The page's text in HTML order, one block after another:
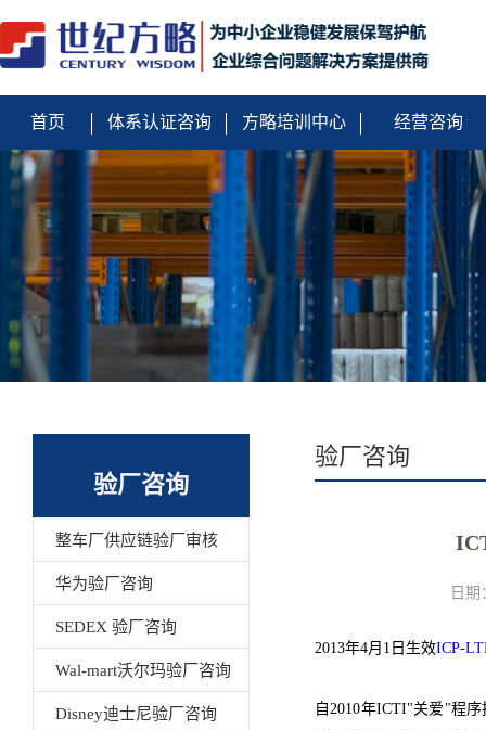
首页 体系认证咨询 方略培训中心 经营咨询
验厂咨询
整车厂供应链验厂审核
华为验厂咨询
SEDEX 验厂咨询
Wal-mart沃尔玛验厂咨询
Disney迪士尼验厂咨询
验厂咨询
日期
2013年4月1日生效ICP-
自2010年ICTI"关爱"程